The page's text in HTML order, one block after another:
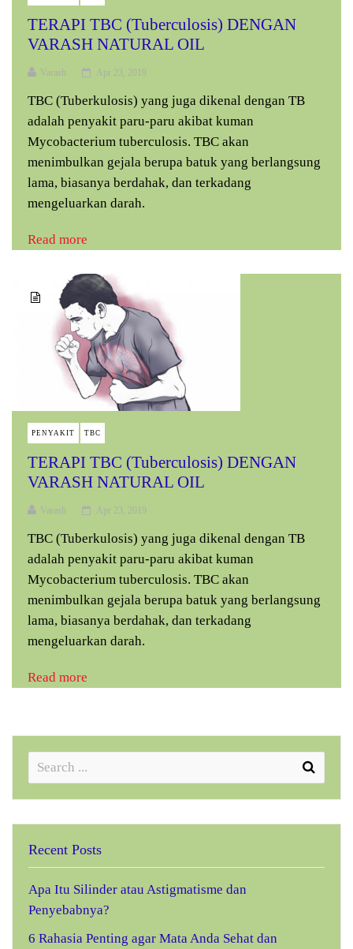
TERAPI TBC (Tuberculosis) DENGAN
VARASH NATURAL OIL
Varash Apr 23, 2019
TBC (Tuberkulosis) yang juga dikenal dengan TB
adalah penyakit paru-paru akibat kuman
Mycobacterium tuberculosis. TBC akan
menimbulkan gejala berupa batuk yang berlangsung
lama, biasanya berdahak, dan terkadang
mengeluarkan darah.
Read more
PENYAKIT TBC
TERAPI TBC (Tuberculosis) DENGAN
VARASH NATURAL OIL
Varash Apr 23, 2019
TBC (Tuberkulosis) yang juga dikenal dengan TB
adalah penyakit paru-paru akibat kuman
Mycobacterium tuberculosis. TBC akan
menimbulkan gejala berupa batuk yang berlangsung
lama, biasanya berdahak, dan terkadang
mengeluarkan darah.
Read more
Recent Posts
Apa Itu Silinder atau Astigmatisme dan
Penyebabnya?
6 Rahasia Penting agar Mata Anda Sehat dan